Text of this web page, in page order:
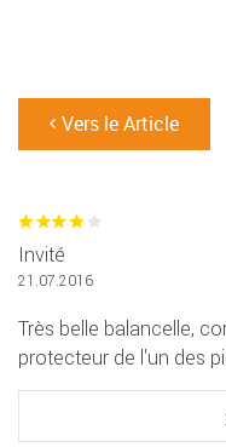
Vers le Article
Invité
21.07.2016
Très belle balancelle,
protecteur de l'un des